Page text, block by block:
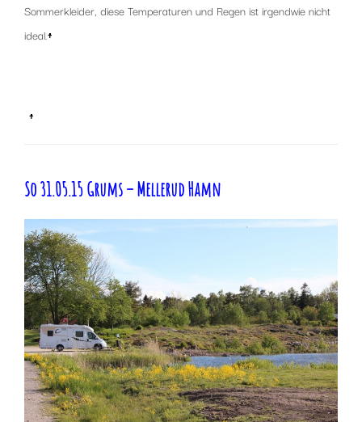
Sommerkleider, diese Temperaturen und Regen ist irgendwie nicht
ideal.↑
↑
So 31.05.15 Grums – Mellerud Hamn